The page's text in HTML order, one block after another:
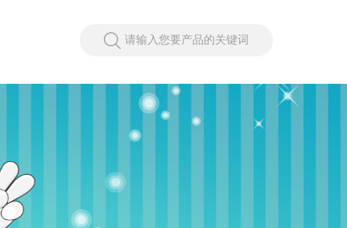
请输入您要产品的关键词